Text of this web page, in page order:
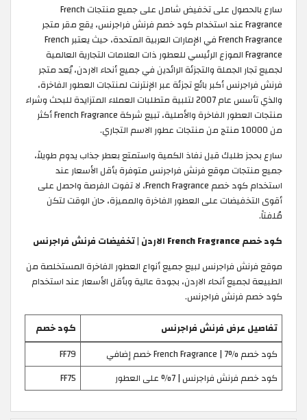
سارع بالحصول على تخفيض شامل على جميع منتجات French
Fragrance عند استخدام كود خصم فرنش فراجرنس، يقع مقر متجر
French Fragrance في الإمارات العربية المتحدة، حيث يعتبر French
Fragrance الموزع الرئيسي للعطور ذات العلامات التجارية العالمية
لجميع تجار الجملة والتجزئة الرائدين في جميع أنحاء الاردن، يُعد متجر
فرنش فراجرنس أكبر بائع تجزئة عبر الإنترنت لمنتجات العطور الفاخرة،
والذي تأسس عام 2007 لتلبية متطلبات العملاء المتزايدة للبحث وشراء
منتجات العطور الفاخرة والأصلية، تبيع شركة French Fragrance أكثر
من 10000 منتج من منتجات عطور الاسم التجاري.
سارع بحجز طلبك قبل نفاذ الكمية واستمتع بعطر جذاب يدوم طويلاً،
جميع منتجات موقع فرنش فراجرنس متوفرة بأقل الأسعار عند
استخدام كود خصم French Fragrance، لا تفوت الفرصة واحصل على
أقوى التخفيضات على العطور الفاخرة والمميزة، حان الوقت لتكن
مُلفتاً.
كود خصم French Fragrance الاردن | تخفيضات فرنش فراجرنس
موقع فرنش فراجرنس لبيع جميع أنواع العطور الفاخرة المستخلصة من
الطبيعة لجميع أنحاء الاردن، بجودة عالية وبأقل الأسعار عند استخدام
كود خصم فرنش فراجرنس.
تفاصيل عرض فرنش فراجرنس
كود خصم
كود خصم French Fragrance | 7% خصم إضافي
FF79
كود خصم فرنش فراجرنس | 7% على العطور
FF75